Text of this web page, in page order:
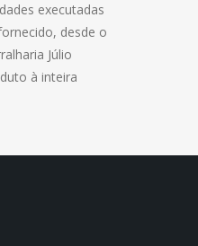
executadas
desde o
Júlio
à inteira